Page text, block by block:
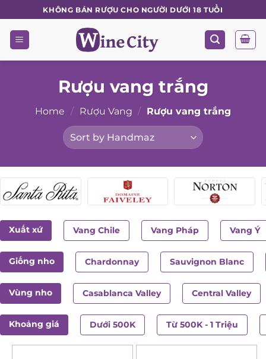
to
content
KHÔNG BÁN RƯỢU CHO NGƯỜI DƯỚI 18 TUỔI
Rượu vang trắng
Home / Rượu Vang / Rượu vang trắng
Xuất xứ Vang Chile Vang Pháp Vang Ý
Giống nho Chardonnay Sauvignon Blanc
Vùng nho Casablanca Valley Central Valley
Khoảng giá Dưới 500K Từ 500K - 1 Triệu